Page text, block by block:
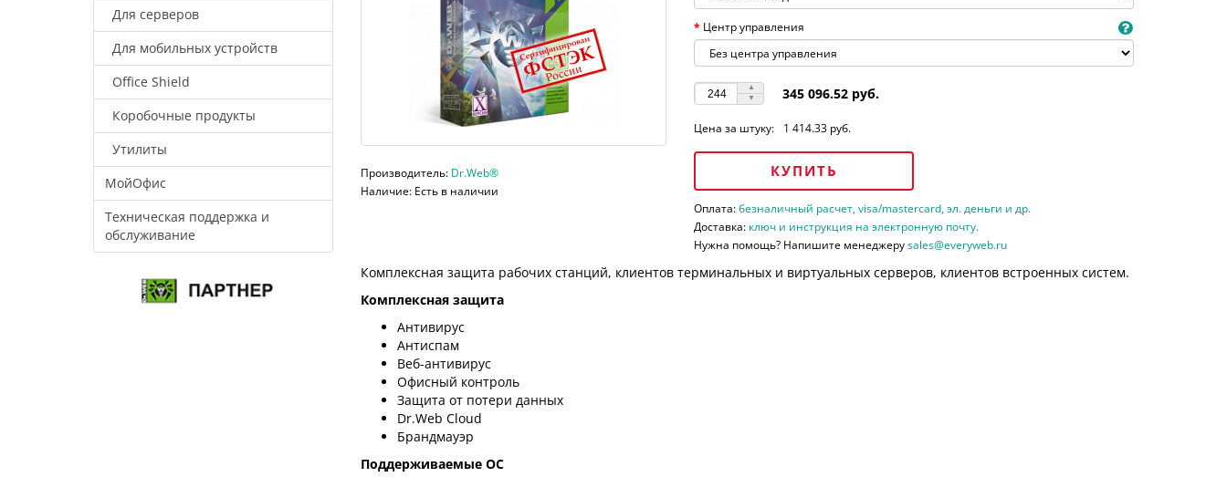
Для серверов
Для мобильных устройств
Office Shield
Коробочные продукты
Утилиты
МойОфис
Техническая поддержка и
обслуживание
Производитель: Dr.Web®
Наличие: Есть в наличии
Центр управления
345 096.52 руб.
Цена за штуку: 1 414.33 руб.
КУПИТЬ
Оплата:безналичный расчет, visa/mastercard, эл. деньги и др.
Доставка: ключ и инструкция на электронную почту.
Нужна помощь? Напишите менеджеруsales@everyweb.ru
Комплексная защита рабочих станций, клиентов терминальных и виртуальных серверов, клиентов встроенных систем.
Комплексная защита
Антивирус
Антиспам
Веб-антивирус
Офисный контроль
Защита от потери данных
Dr.Web Cloud
Брандмауэр
Поддерживаемые ОС